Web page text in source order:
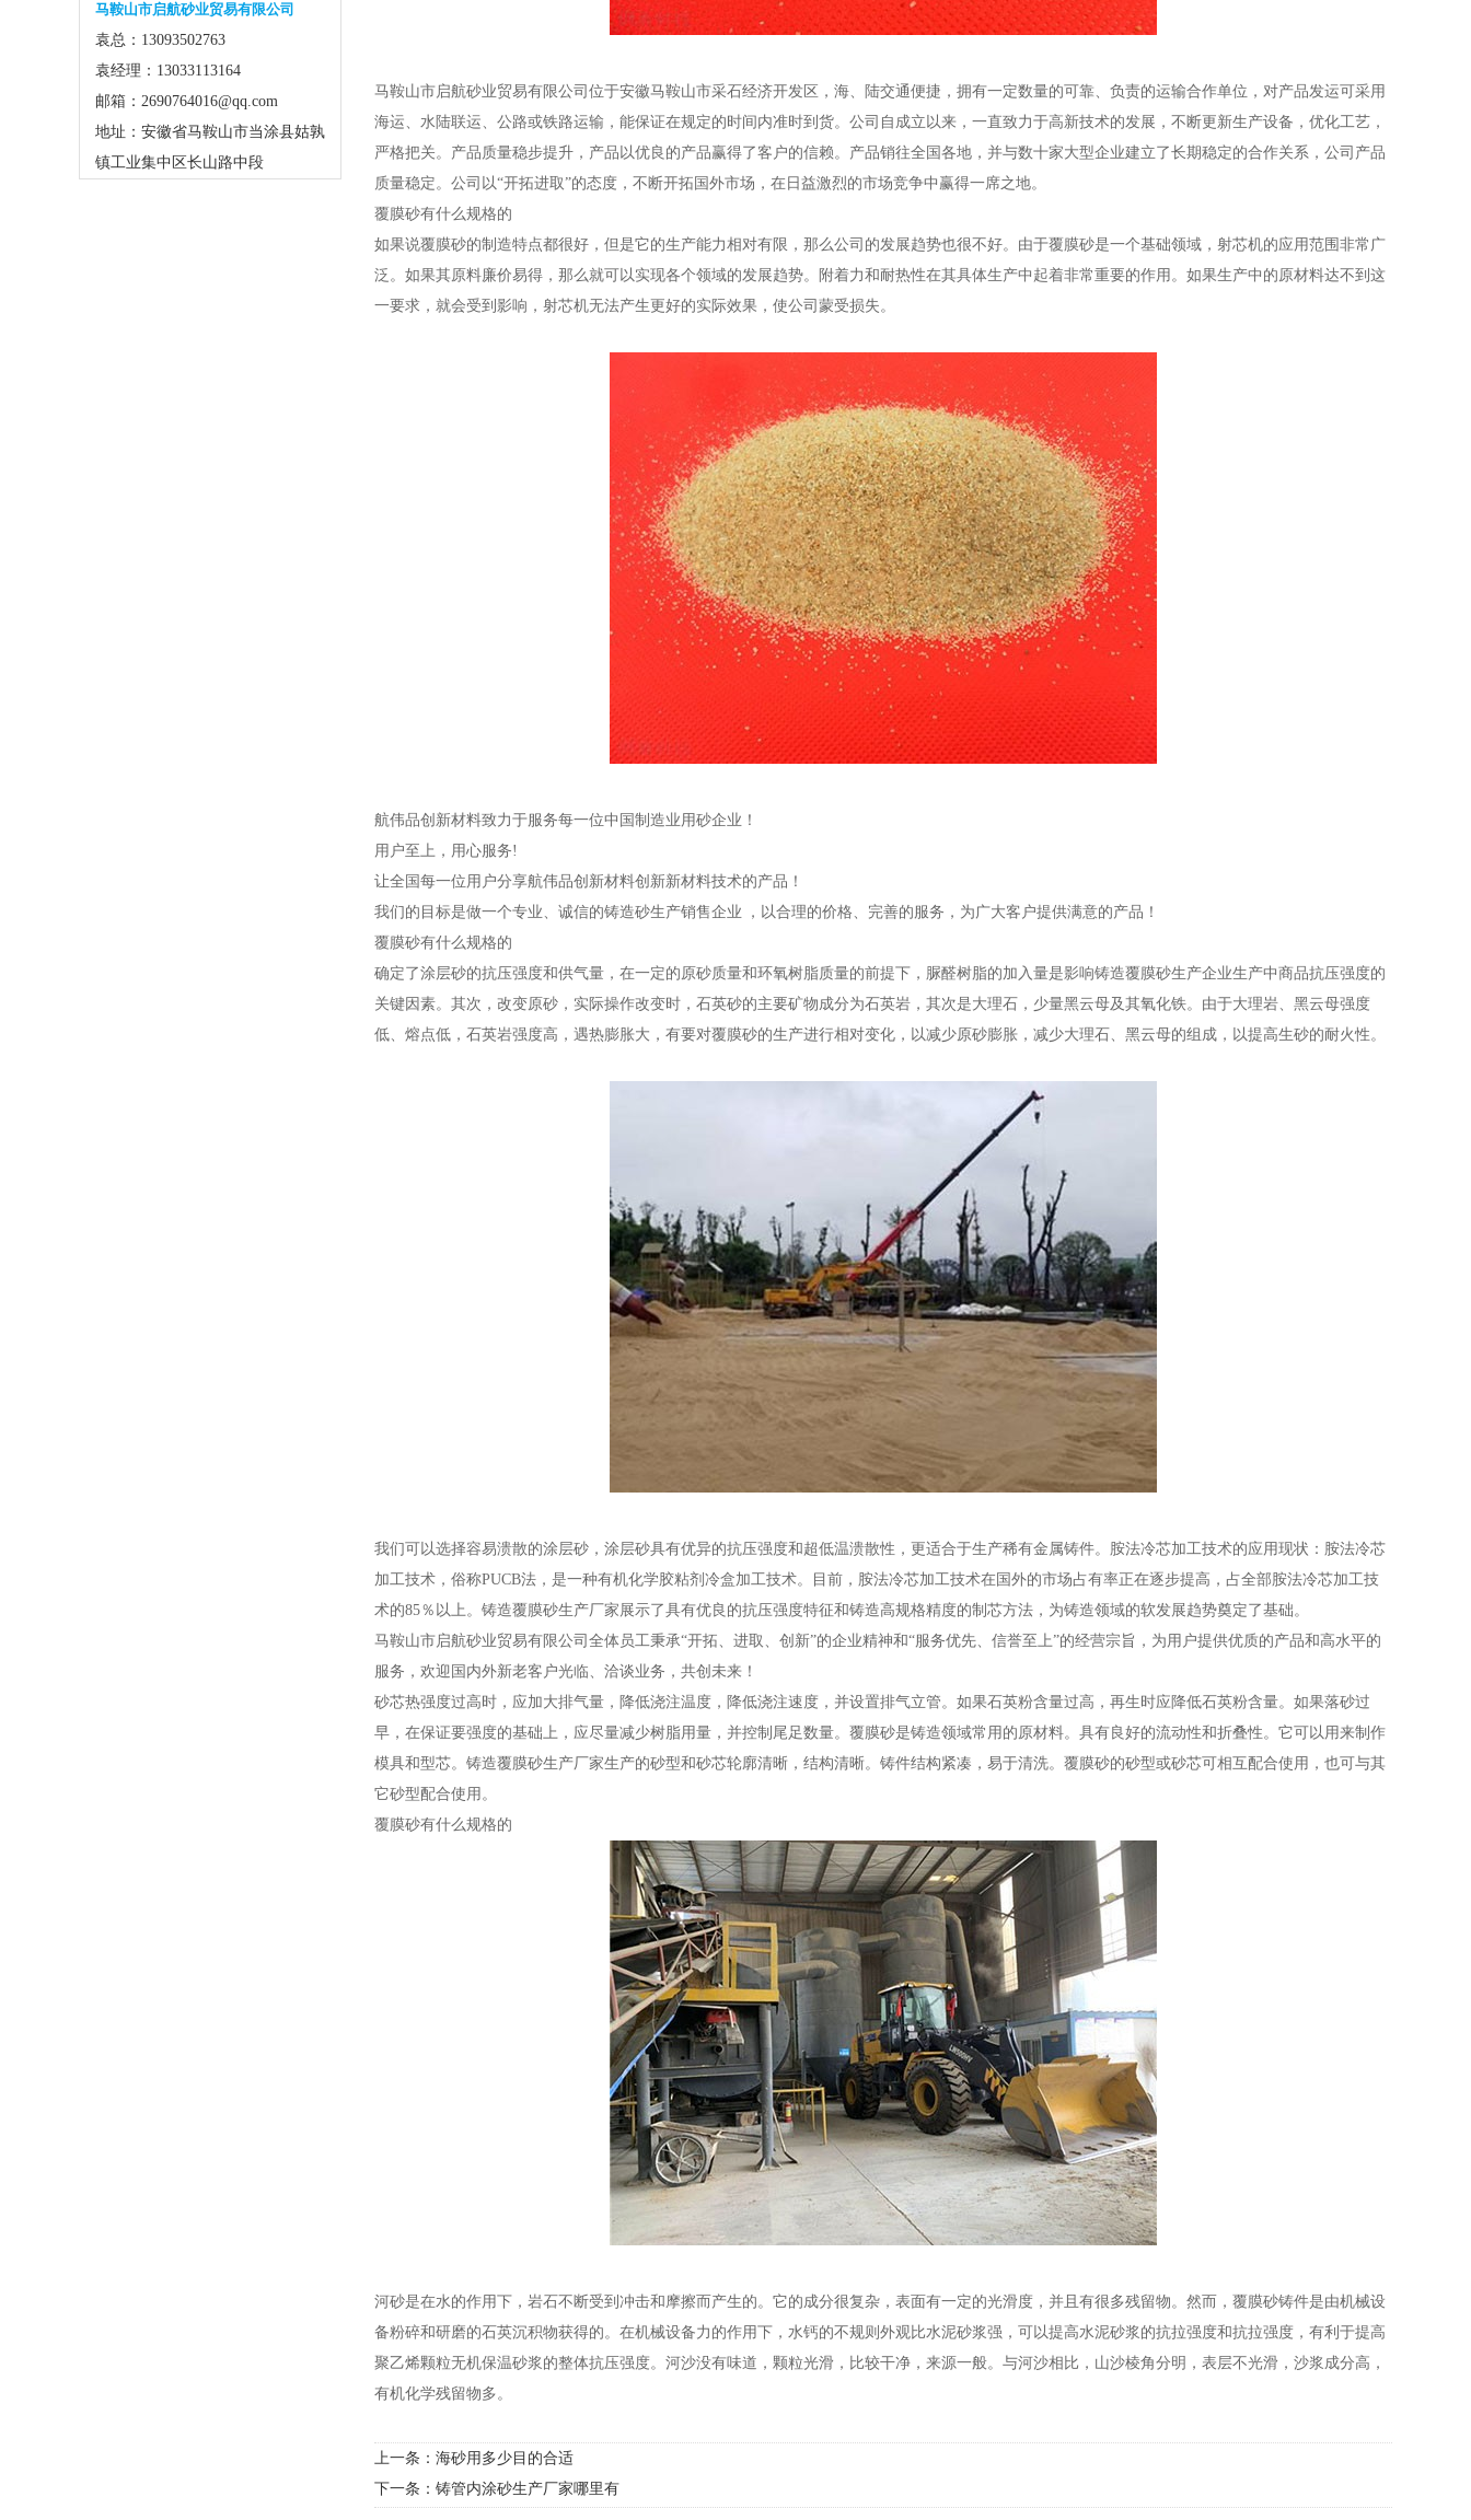
马鞍山市启航砂业贸易有限公司
袁总：13093502763
袁经理：13033113164
邮箱：2690764016@qq.com
地址：安徽省马鞍山市当涂县姑孰
镇工业集中区长山路中段
马鞍山市启航砂业贸易有限公司位于安徽马鞍山市采石经济开发区，海、陆交通便捷，拥有一定数量的可靠、负责的运输合作单位，对产品发运可采用
海运、水陆联运、公路或铁路运输，能保证在规定的时间内准时到货。公司自成立以来，一直致力于高新技术的发展，不断更新生产设备，优化工艺，
严格把关。产品质量稳步提升，产品以优良的产品赢得了客户的信赖。产品销往全国各地，并与数十家大型企业建立了长期稳定的合作关系，公司产品
质量稳定。公司以“开拓进取”的态度，不断开拓国外市场，在日益激烈的市场竞争中赢得一席之地。
覆膜砂有什么规格的
如果说覆膜砂的制造特点都很好，但是它的生产能力相对有限，那么公司的发展趋势也很不好。由于覆膜砂是一个基础领域，射芯机的应用范围非常广
泛。如果其原料廉价易得，那么就可以实现各个领域的发展趋势。附着力和耐热性在其具体生产中起着非常重要的作用。如果生产中的原材料达不到这
一要求，就会受到影响，射芯机无法产生更好的实际效果，使公司蒙受损失。
航伟品创新材料致力于服务每一位中国制造业用砂企业！
用户至上，用心服务!
让全国每一位用户分享航伟品创新材料创新新材料技术的产品！
我们的目标是做一个专业、诚信的铸造砂生产销售企业 ，以合理的价格、完善的服务，为广大客户提供满意的产品！
覆膜砂有什么规格的
确定了涂层砂的抗压强度和供气量，在一定的原砂质量和环氧树脂质量的前提下，脲醛树脂的加入量是影响铸造覆膜砂生产企业生产中商品抗压强度的
关键因素。其次，改变原砂，实际操作改变时，石英砂的主要矿物成分为石英岩，其次是大理石，少量黑云母及其氧化铁。由于大理岩、黑云母强度
低、熔点低，石英岩强度高，遇热膨胀大，有要对覆膜砂的生产进行相对变化，以减少原砂膨胀，减少大理石、黑云母的组成，以提高生砂的耐火性。
我们可以选择容易溃散的涂层砂，涂层砂具有优异的抗压强度和超低温溃散性，更适合于生产稀有金属铸件。胺法冷芯加工技术的应用现状：胺法冷芯
加工技术，俗称PUCB法，是一种有机化学胶粘剂冷盒加工技术。目前，胺法冷芯加工技术在国外的市场占有率正在逐步提高，占全部胺法冷芯加工技
术的85％以上。铸造覆膜砂生产厂家展示了具有优良的抗压强度特征和铸造高规格精度的制芯方法，为铸造领域的软发展趋势奠定了基础。
马鞍山市启航砂业贸易有限公司全体员工秉承“开拓、进取、创新”的企业精神和“服务优先、信誉至上”的经营宗旨，为用户提供优质的产品和高水平的
服务，欢迎国内外新老客户光临、洽谈业务，共创未来！
砂芯热强度过高时，应加大排气量，降低浇注温度，降低浇注速度，并设置排气立管。如果石英粉含量过高，再生时应降低石英粉含量。如果落砂过
早，在保证要强度的基础上，应尽量减少树脂用量，并控制尾足数量。覆膜砂是铸造领域常用的原材料。具有良好的流动性和折叠性。它可以用来制作
模具和型芯。铸造覆膜砂生产厂家生产的砂型和砂芯轮廓清晰，结构清晰。铸件结构紧凑，易于清洗。覆膜砂的砂型或砂芯可相互配合使用，也可与其
它砂型配合使用。
覆膜砂有什么规格的
河砂是在水的作用下，岩石不断受到冲击和摩擦而产生的。它的成分很复杂，表面有一定的光滑度，并且有很多残留物。然而，覆膜砂铸件是由机械设
备粉碎和研磨的石英沉积物获得的。在机械设备力的作用下，水钙的不规则外观比水泥砂浆强，可以提高水泥砂浆的抗拉强度和抗拉强度，有利于提高
聚乙烯颗粒无机保温砂浆的整体抗压强度。河沙没有味道，颗粒光滑，比较干净，来源一般。与河沙相比，山沙棱角分明，表层不光滑，沙浆成分高，
有机化学残留物多。
上一条： 海砂用多少目的合适
下一条： 铸管内涂砂生产厂家哪里有